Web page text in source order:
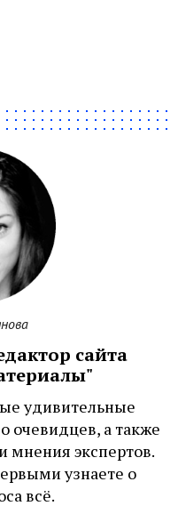
сайта
удивительные
очевидцев, а также
мнения экспертов.
узнаете о
всё.